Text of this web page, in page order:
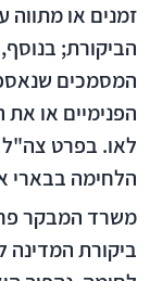
זמנים או
הביקורת;
המסמכים
הפנימיים או
לאו. בפרט צה"ל
הלחימה בבארי
משרד המבקר
ביקורת